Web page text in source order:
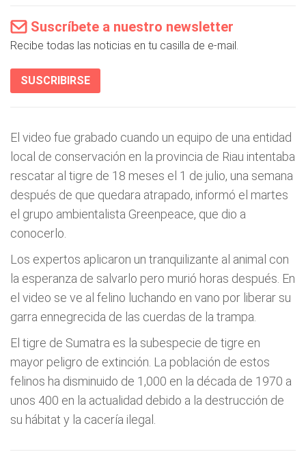
Suscríbete a nuestro newsletter
Recibe todas las noticias en tu casilla de e-mail.
SUSCRIBIRSE
El video fue grabado cuando un equipo de una entidad
local de conservación en la provincia de Riau intentaba
rescatar al tigre de 18 meses el 1 de julio, una semana
después de que quedara atrapado, informó el martes
el grupo ambientalista Greenpeace, que dio a
conocerlo.
Los expertos aplicaron un tranquilizante al animal con
la esperanza de salvarlo pero murió horas después. En
el video se ve al felino luchando en vano por liberar su
garra ennegrecida de las cuerdas de la trampa.
El tigre de Sumatra es la subespecie de tigre en
mayor peligro de extinción. La población de estos
felinos ha disminuido de 1,000 en la década de 1970 a
unos 400 en la actualidad debido a la destrucción de
su hábitat y la cacería ilegal.